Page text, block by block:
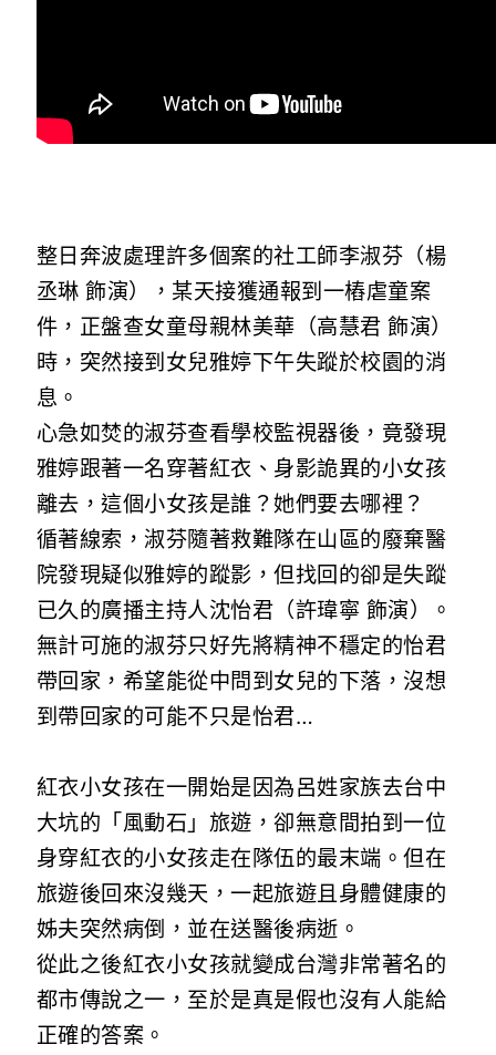
整日奔波處理許多個案的社工師李淑芬（楊
丞琳 飾演），某天接獲通報到一樁虐童案
件，正盤查女童母親林美華（高慧君 飾演）
時，突然接到女兒雅婷下午失蹤於校園的消
息。
心急如焚的淑芬查看學校監視器後，竟發現
雅婷跟著一名穿著紅衣、身影詭異的小女孩
離去，這個小女孩是誰？她們要去哪裡？
循著線索，淑芬隨著救難隊在山區的廢棄醫
院發現疑似雅婷的蹤影，但找回的卻是失蹤
已久的廣播主持人沈怡君（許瑋寧 飾演）。
無計可施的淑芬只好先將精神不穩定的怡君
帶回家，希望能從中問到女兒的下落，沒想
到帶回家的可能不只是怡君…
紅衣小女孩在一開始是因為呂姓家族去台中
大坑的「風動石」旅遊，卻無意間拍到一位
身穿紅衣的小女孩走在隊伍的最末端。但在
旅遊後回來沒幾天，一起旅遊且身體健康的
姊夫突然病倒，並在送醫後病逝。
從此之後紅衣小女孩就變成台灣非常著名的
都市傳說之一，至於是真是假也沒有人能給
正確的答案。